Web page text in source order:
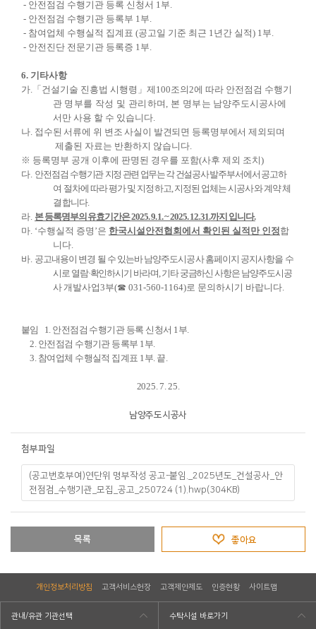
- 안전점검 수행기관 등록 신청서 1부.
- 안전점검 수행기관 등록부 1부.
- 참여업체 수행실적 집계표 (공고일 기준 최근 1년간 실적) 1부.
- 안전진단 전문기관 등록증 1부.
6. 기타사항
가. 「 건설기술 진흥법 시행령 」 제 100조의2에 따라 안전점검 수행기
관 명부를 작성 및 관리하며 , 본 명부는 남양주도시공사에
서만 사용 할 수 있습니다.
나. 접수된 서류에 위 변조 사실이 발견되면 등록명부에서 제외되며
제출된 자료는 반환하지 않습니다.
※ 등록명부 공개 이후에 판명된 경우를 포함(사후 제외 조치)
다. 안전점검 수행기관 지정 관련 업무는 각 건설공사발주부서에서 공고하
여 절차에 따라 평가 및 지정하고,지정된 업체는 시공사와 계약 체
결합니다.
라. 본 등록명부의 유효기간은2025. 9. 1. ~ 2025. 12. 31.까지 입니다.
마. ‘수행실적 증명 ’은 한국시설안전협회에서 확인된 실적만 인정합
니다.
바. 공고내용이 변경 될 수 있는바 남양주도시공사 홈페이지 공지사항을 수
시로 열람·확인하시기 바라며,기타 궁금하신 사항은 남양주도시공
사 개발사업3부(☎031-560-1164)로 문의하시기 바랍니다.
붙임 1. 안전점검 수행기관 등록 신청서 1부.
2. 안전점검 수행기관 등록부 1부.
3. 참여업체 수행실적 집계표 1부. 끝.
2025. 7. 25.
남양주도시공사
첨부파일
(공고번호부여)연단위 명부작성 공고-붙임._2025년도_건설공사_안
전점검_수행기관_모집_공고_250724 (1).hwp(304KB)
목록 좋아요
개인정보처리방침 고객서비스헌장 고객제안제도 인증현황 사이트맵
관내/유관 기관선택 수탁시설 바로가기